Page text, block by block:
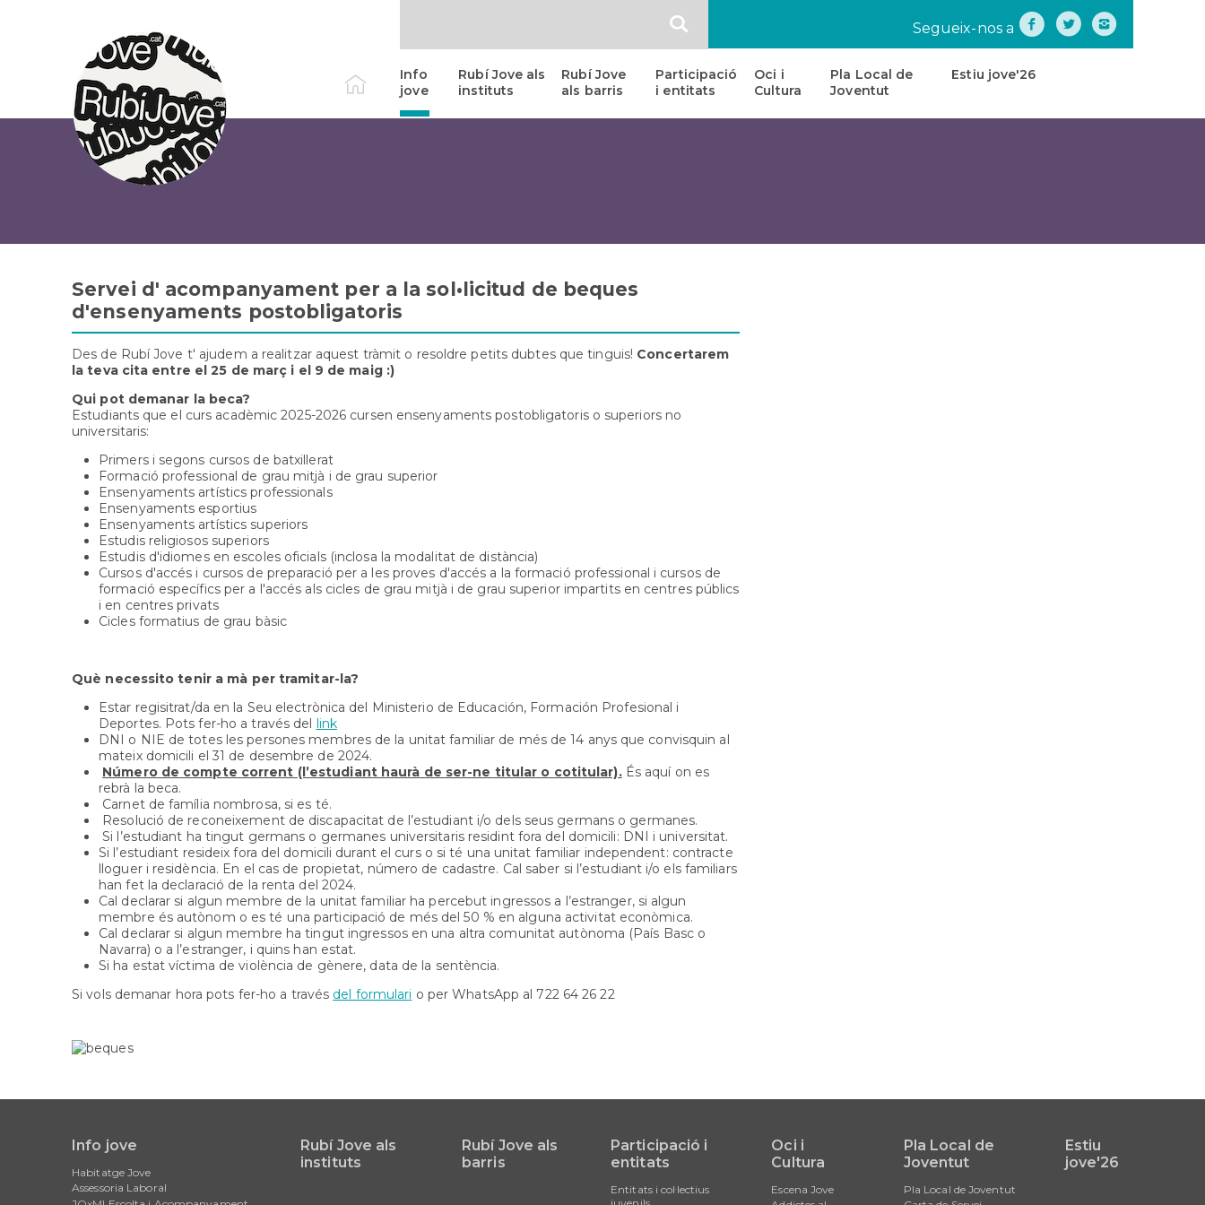
Segueix-nos a
Info
jove
Emocional
oh-
lògic,
Consultoria
formativa
LGTBI
obligatòris
Rubí Jove als
instituts
Rubí Jove
als barris
Participació
i entitats
Oci i
Cultura
Pla Local de
Joventut
Servei
Estiu jove'26
Servei d' acompanyament per a la sol•licitud de beques
d'ensenyaments postobligatoris
Des de Rubí Jove t' ajudem a realitzar aquest tràmit o resoldre petits dubtes que tinguis! Concertarem
la teva cita entre el 25 de març i el 9 de maig :)
Qui pot demanar la beca?
Estudiants que el curs acadèmic 2025-2026 cursen ensenyaments postobligatoris o superiors no
universitaris:
Primers i segons cursos de batxillerat
Formació professional de grau mitjà i de grau superior
Ensenyaments artístics professionals
Ensenyaments esportius
Ensenyaments artístics superiors
Estudis religiosos superiors
Estudis d'idiomes en escoles oficials (inclosa la modalitat de distància)
Cursos d'accés i cursos de preparació per a les proves d'accés a la formació professional i cursos de
formació específics per a l'accés als cicles de grau mitjà i de grau superior impartits en centres públics
i en centres privats
Cicles formatius de grau bàsic
Què necessito tenir a mà per tramitar-la?
Estar regisitrat/da en la Seu electrònica del Ministerio de Educación, Formación Profesional i
Deportes. Pots fer-ho a través del link
DNI o NIE de totes les persones membres de la unitat familiar de més de 14 anys que convisquin al
mateix domicili el 31 de desembre de 2024.
Número de compte corrent (l’estudiant haurà de ser-ne titular o cotitular).És aquí on es
rebrà la beca.
Carnet de família nombrosa, si es té.
Resolució de reconeixement de discapacitat de l’estudiant i/o dels seus germans o germanes.
Si l’estudiant ha tingut germans o germanes universitaris residint fora del domicili: DNI i universitat.
Si l’estudiant resideix fora del domicili durant el curs o si té una unitat familiar independent: contracte
lloguer i residència. En el cas de propietat, número de cadastre. Cal saber si l’estudiant i/o els familiars
han fet la declaració de la renta del 2024.
Cal declarar si algun membre de la unitat familiar ha percebut ingressos a l’estranger, si algun
membre és autònom o es té una participació de més del 50 % en alguna activitat econòmica.
Cal declarar si algun membre ha tingut ingressos en una altra comunitat autònoma (País Basc o
Navarra) o a l’estranger, i quins han estat.
Si ha estat víctima de violència de gènere, data de la sentència.
Si vols demanar hora pots fer-ho a través del formulari o per WhatsApp al 722 64 26 22
Main
navigation
Info jove
Habitatge Jove
Assessoria Laboral
Rubí Jove als
instituts
Rubí Jove als
barris
Participació i
entitats
Entitats i col·lectius
Oci i
Cultura
Escena Jove
Pla Local de
Joventut
Pla Local de Joventut
Estiu
jove'26